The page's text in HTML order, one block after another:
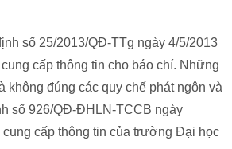
số 25/2013/QĐ-TTg ngày 4/5/2013
cấp thông tin cho báo chí. Những
không đúng các quy chế phát ngôn và
số 926/QĐ-ĐHLN-TCCB ngày
cấp thông tin của trường Đại học